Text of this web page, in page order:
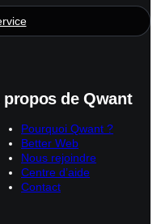
propos de Qwant
Pourquoi Qwant ?
Better Web
Nous rejoindre
Centre d’aide
Contact